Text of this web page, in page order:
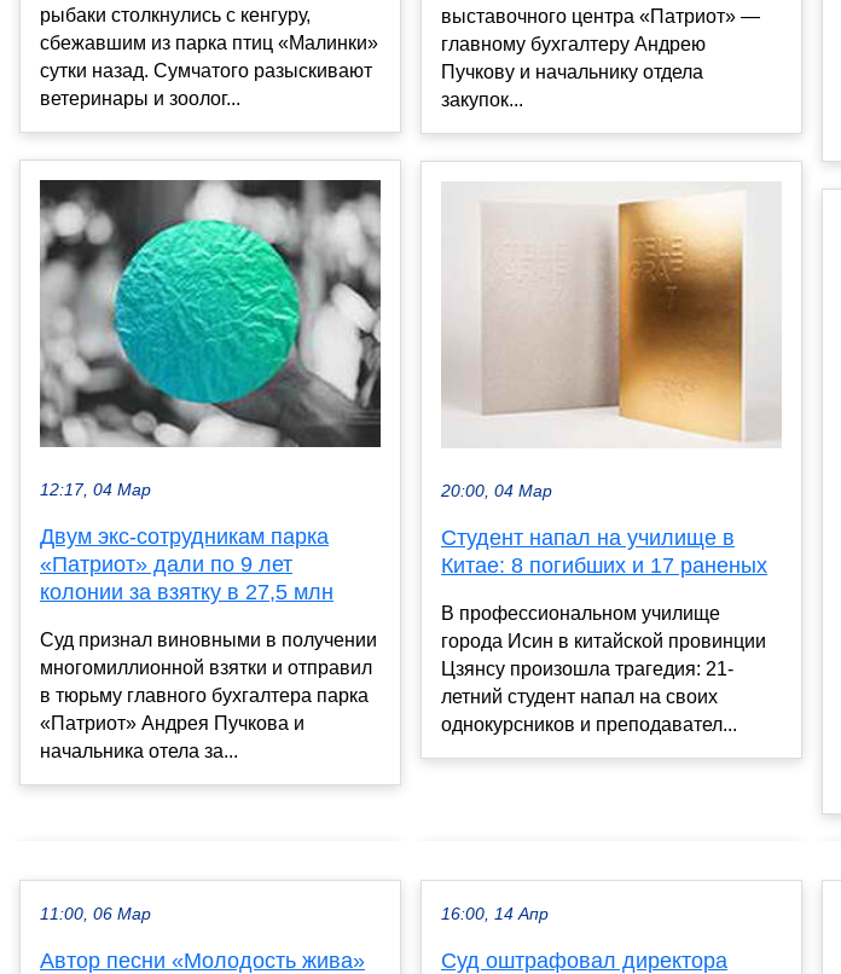
рыбаки столкнулись с кенгуру,
сбежавшим из парка птиц «Малинки»
сутки назад. Сумчатого разыскивают
ветеринары и зоолог...
12:17, 04 Мар
Двум экс-сотрудникам парка
«Патриот» дали по 9 лет
колонии за взятку в 27,5 млн
Суд признал виновными в получении
многомиллионной взятки и отправил
в тюрьму главного бухгалтера парка
«Патриот» Андрея Пучкова и
начальника отела за...
выставочного центра «Патриот» —
главному бухгалтеру Андрею
Пучкову и начальнику отдела
закупок...
20:00, 04 Мар
Студент напал на училище в
Китае: 8 погибших и 17 раненых
В профессиональном училище
города Исин в китайской провинции
Цзянсу произошла трагедия: 21-
летний студент напал на своих
однокурсников и преподавател...
11:00, 06 Мар
Автор песни «Молодость жива»
16:00, 14 Апр
Суд оштрафовал директора